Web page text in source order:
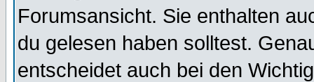
Forumsansicht. Sie enthalten
du gelesen haben solltest.
entscheidet auch bei den